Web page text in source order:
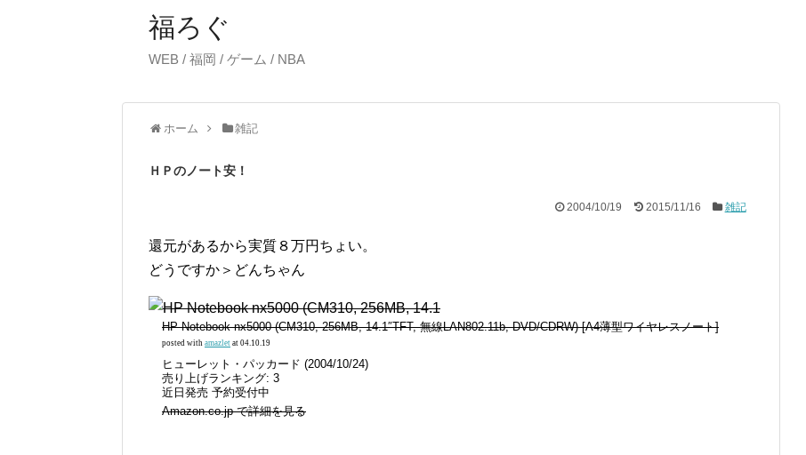
福ろぐ
WEB / 福岡 / ゲーム / NBA
ホーム 雑記
ＨＰのノート安！
2004/10/19 2015/11/16 雑記
還元があるから実質８万円ちょい。
どうですか＞どんちゃん
HP Notebook nx5000 (CM310, 256MB, 14.1″TFT, 無線LAN802.11b, DVD/CDRW) [A4薄型ワイヤレスノート]
posted with amazlet at 04.10.19
ヒューレット・パッカード (2004/10/24)
売り上げランキング: 3
近日発売 予約受付中
Amazon.co.jp で詳細を見る